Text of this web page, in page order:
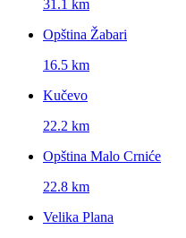
31.1 km
Opština Žabari
16.5 km
Kučevo
22.2 km
Opština Malo Crniće
22.8 km
Velika Plana